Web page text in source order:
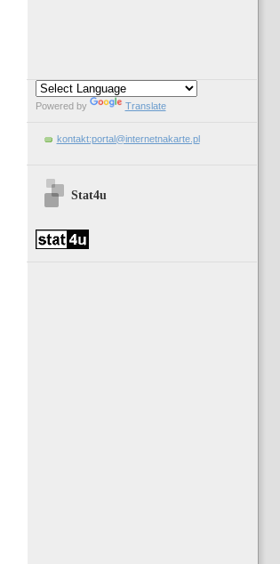
Powered by Translate
kontakt:portal@internetnakarte.pl
Stat4u